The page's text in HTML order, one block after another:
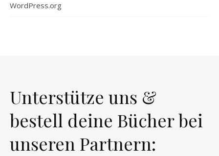
WordPress.org
Unterstütze uns &
bestell deine Bücher bei
unseren Partnern: